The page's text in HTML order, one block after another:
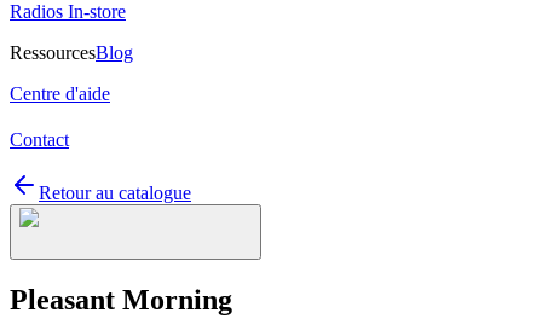
Radios In-store
RessourcesBlog
Centre d'aide
Contact
Retour au catalogue
Pleasant Morning